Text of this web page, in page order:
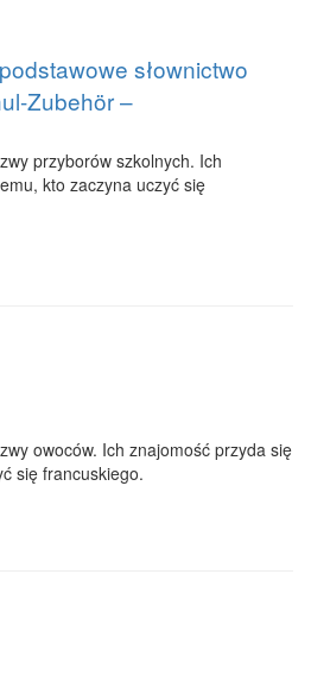
słownictwo
Zubehör –
przyborów szkolnych. Ich
kto zaczyna uczyć się
owoców. Ich znajomość przyda się
się francuskiego.